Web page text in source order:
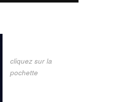
cliquez sur la
pochette